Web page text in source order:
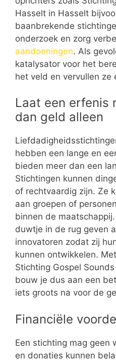
Hasselt in Hasselt
baanbrekende
onderzoek en zorg
aandoeningen. Als
katalysator voor het
het veld en vervullen ze
Laat een erfenis
dan geld alleen
hebben een lange en
bieden meer dan een
Stichtingen kunnen
of rechtvaardig zijn. Ze
aan groepen of
binnen de
duwtje in de rug geven
innovatoren zodat zij
kunnen ontwikkelen.
Stichting Gospel
bouw je dus aan een
iets groots na voor de
Financiële
Een stichting mag geen
en donaties kunnen